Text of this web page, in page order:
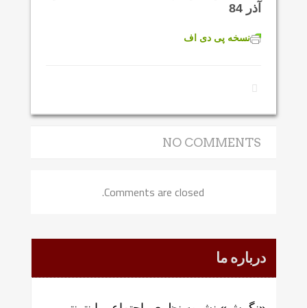
آذر 84
نسخه پی دی اف
NO COMMENTS
Comments are closed.
درباره ما